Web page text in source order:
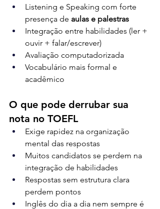
Listening e Speaking com forte
presença de aulas e palestras
Integração entre habilidades (ler +
ouvir + falar/escrever)
Avaliação computadorizada
Vocabulário mais formal e
acadêmico
O que pode derrubar sua
nota no TOEFL
Exige rapidez na organização
mental das respostas
Muitos candidatos se perdem na
integração de habilidades
Respostas sem estrutura clara
perdem pontos
Inglês do dia a dia nem sempre é